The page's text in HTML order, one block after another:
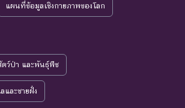
แผนที่ข้อมูลเชิงกายภาพของโลก
ตว์ป่า และพันธุ์พืช
และชายฝั่ง